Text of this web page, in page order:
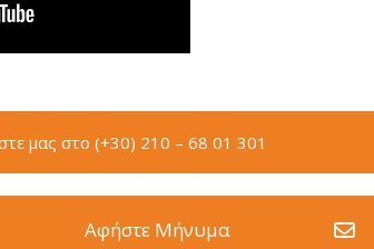
μας στο (+30) 210 – 68 01 301
Aφήστε Μήνυμα